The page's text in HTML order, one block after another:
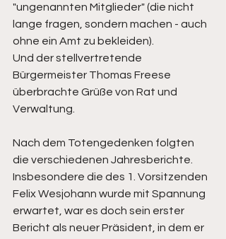
"ungenannten Mitglieder" (die nicht
lange fragen, sondern machen - auch
ohne ein Amt zu bekleiden).
Und der stellvertretende
Bürgermeister Thomas Freese
überbrachte Grüße von Rat und
Verwaltung.
Nach dem Totengedenken folgten
die verschiedenen Jahresberichte.
Insbesondere die des 1. Vorsitzenden
Felix Wesjohann wurde mit Spannung
erwartet, war es doch sein erster
Bericht als neuer Präsident, in dem er